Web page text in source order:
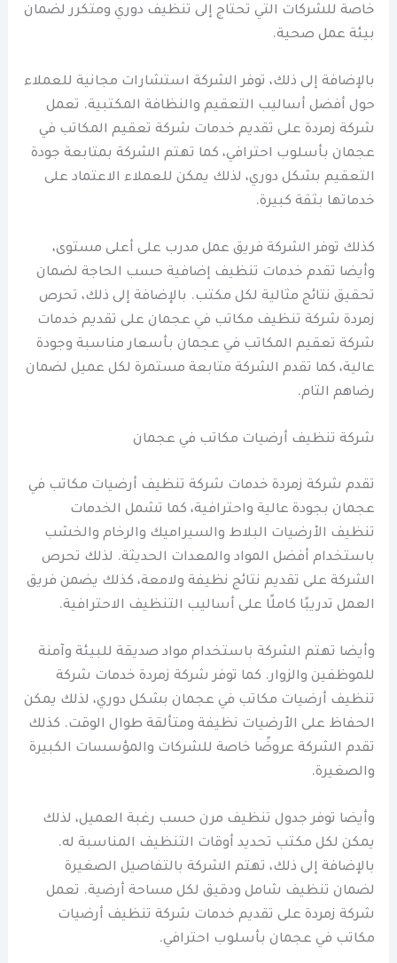
خاصة للشركات التي تحتاج إلى تنظيف دوري ومتكرر لضمان
بيئة عمل صحية.
بالإضافة إلى ذلك، توفر الشركة استشارات مجانية للعملاء
حول أفضل أساليب التعقيم والنظافة المكتبية. تعمل
شركة زمردة على تقديم خدمات شركة تعقيم المكاتب في
عجمان بأسلوب احترافي، كما تهتم الشركة بمتابعة جودة
التعقيم بشكل دوري، لذلك يمكن للعملاء الاعتماد على
خدماتها بثقة كبيرة.
كذلك توفر الشركة فريق عمل مدرب على أعلى مستوى،
وأيضا تقدم خدمات تنظيف إضافية حسب الحاجة لضمان
تحقيق نتائج مثالية لكل مكتب. بالإضافة إلى ذلك، تحرص
زمردة شركة تنظيف مكاتب في عجمان على تقديم خدمات
شركة تعقيم المكاتب في عجمان بأسعار مناسبة وجودة
عالية، كما تقدم الشركة متابعة مستمرة لكل عميل لضمان
رضاهم التام.
شركة تنظيف أرضيات مكاتب في عجمان
تقدم شركة زمردة خدمات شركة تنظيف أرضيات مكاتب في
عجمان بجودة عالية واحترافية، كما تشمل الخدمات
تنظيف الأرضيات البلاط والسيراميك والرخام والخشب
باستخدام أفضل المواد والمعدات الحديثة. لذلك تحرص
الشركة على تقديم نتائج نظيفة ولامعة، كذلك يضمن فريق
العمل تدريبًا كاملًا على أساليب التنظيف الاحترافية.
وأيضا تهتم الشركة باستخدام مواد صديقة للبيئة وآمنة
للموظفين والزوار. كما توفر شركة زمردة خدمات شركة
تنظيف أرضيات مكاتب في عجمان بشكل دوري، لذلك يمكن
الحفاظ على الأرضيات نظيفة ومتألقة طوال الوقت. كذلك
تقدم الشركة عروضًا خاصة للشركات والمؤسسات الكبيرة
والصغيرة.
وأيضا توفر جدول تنظيف مرن حسب رغبة العميل، لذلك
يمكن لكل مكتب تحديد أوقات التنظيف المناسبة له.
بالإضافة إلى ذلك، تهتم الشركة بالتفاصيل الصغيرة
لضمان تنظيف شامل ودقيق لكل مساحة أرضية. تعمل
شركة زمردة على تقديم خدمات شركة تنظيف أرضيات
مكاتب في عجمان بأسلوب احترافي.